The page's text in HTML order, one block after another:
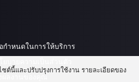
กำหนดในการให้บริการ
งผลงานของคุณ
ซต์นี้และปรับปรุงการใช้งาน รายละเอียดของ